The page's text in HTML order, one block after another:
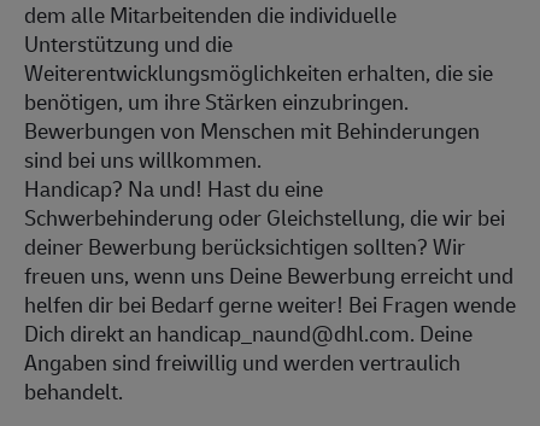
dem alle Mitarbeitenden die individuelle
Unterstützung und die
Weiterentwicklungsmöglichkeiten erhalten, die sie
benötigen, um ihre Stärken einzubringen.
Bewerbungen von Menschen mit Behinderungen
sind bei uns willkommen.
Handicap? Na und! Hast du eine
Schwerbehinderung oder Gleichstellung, die wir bei
deiner Bewerbung berücksichtigen sollten? Wir
freuen uns, wenn uns Deine Bewerbung erreicht und
helfen dir bei Bedarf gerne weiter! Bei Fragen wende
Dich direkt an handicap_naund@dhl.com. Deine
Angaben sind freiwillig und werden vertraulich
behandelt.